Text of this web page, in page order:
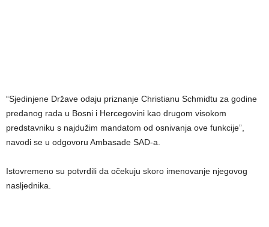
“Sjedinjene Države odaju priznanje Christianu Schmidtu za godine
predanog rada u Bosni i Hercegovini kao drugom visokom
predstavniku s najdužim mandatom od osnivanja ove funkcije”,
navodi se u odgovoru Ambasade SAD-a.
Istovremeno su potvrdili da očekuju skoro imenovanje njegovog
nasljednika.